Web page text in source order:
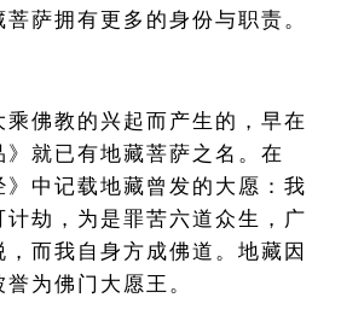
萨拥有更多的身份与职责。
佛教的兴起而产生的，早在
》就已有地藏菩萨之名。在
》中记载地藏曾发的大愿：我
劫，为是罪苦六道众生，广
而我自身方成佛道。地藏因
为佛门大愿王。